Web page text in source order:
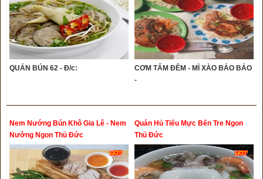
QUÁN BÚN 62 - Đ/c:
CƠM TẤM ĐÊM - MÌ XÀO BẢO BẢO
-
Nem Nướng Bún Khô Gia Lê - Nem
Nướng Ngon Thủ Đức
Quán Hủ Tiếu Mực Bến Tre Ngon
Thủ Đức